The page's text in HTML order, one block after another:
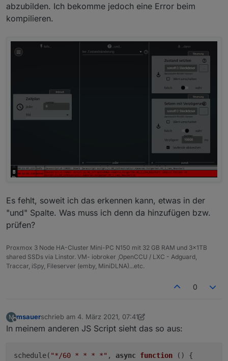
abzubilden. Ich bekomme jedoch eine Error beim
kompilieren.
Es fehlt, soweit ich das erkennen kann, etwas in der
"und" Spalte. Was muss ich denn da hinzufügen bzw.
prüfen?
Proxmox 3 Node HA-Cluster Mini-PC N150 mit 32 GB RAM und 3x1TB
shared SSDs via Linstor. VM- iobroker ,OpenCCU / LXC - Adguard,
Traccar, iSpy, Fileserver (emby, MiniDLNA)...etc.
0
M
Offline
msauerschrieb am 4. März 2021, 07:41
zuletzt editiert von msauer3. Apr. 2021, 08:41
In meinem anderen JS Script sieht das so aus:
schedule( "*/60 * * * *" , async function ()
{